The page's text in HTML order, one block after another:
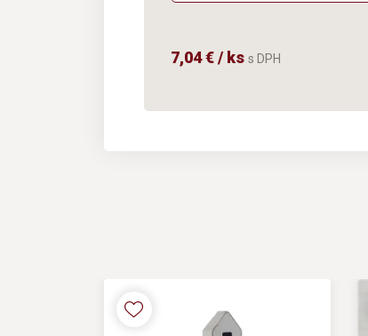
7,04 € / ks s DPH